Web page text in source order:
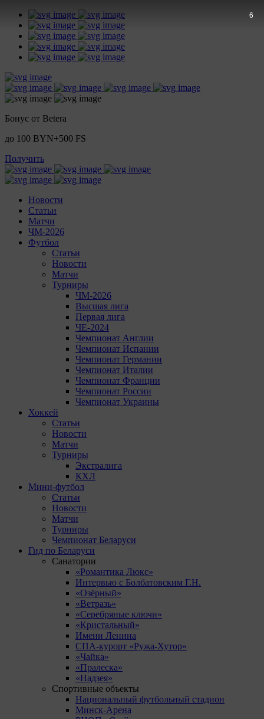
Бонус от Betera
до 100 BYN+500 FS
Получить
Новости
Статьи
Матчи
ЧМ-2026
Футбол
Статьи
Новости
Матчи
Турниры
ЧМ-2026
Высшая лига
Первая лига
ЧЕ-2024
Чемпионат Англии
Чемпионат Испании
Чемпионат Германии
Чемпионат Италии
Чемпионат Франции
Чемпионат России
Чемпионат Украины
Хоккей
Статьи
Новости
Матчи
Турниры
Экстралига
КХЛ
Мини-футбол
Статьи
Новости
Матчи
Турниры
Чемпионат Беларуси
Гид по Беларуси
Санатории
«Романтика Люкс»
Интервью с Болбатовским Г.Н.
«Озёрный»
«Ветразь»
«Серебряные ключи»
«Кристальный»
Имени Ленина
СПА-курорт «Ружа-Хутор»
«Чайка»
«Пралеска»
«Надзея»
Спортивные объекты
Национальный футбольный стадион
Минск-Арена
4